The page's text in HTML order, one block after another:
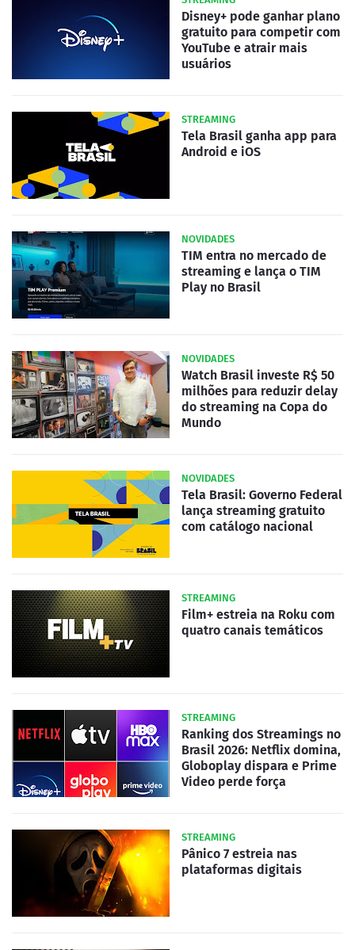
Disney+ pode ganhar plano
gratuito para competir com
YouTube e atrair mais
usuários
STREAMING
Tela Brasil ganha app para
Android e iOS
NOVIDADES
TIM entra no mercado de
streaming e lança o TIM
Play no Brasil
NOVIDADES
Watch Brasil investe R$ 50
milhões para reduzir delay
do streaming na Copa do
Mundo
NOVIDADES
Tela Brasil: Governo Federal
lança streaming gratuito
com catálogo nacional
STREAMING
Film+ estreia na Roku com
quatro canais temáticos
STREAMING
Ranking dos Streamings no
Brasil 2026: Netflix domina,
Globoplay dispara e Prime
Video perde força
STREAMING
Pânico 7 estreia nas
plataformas digitais